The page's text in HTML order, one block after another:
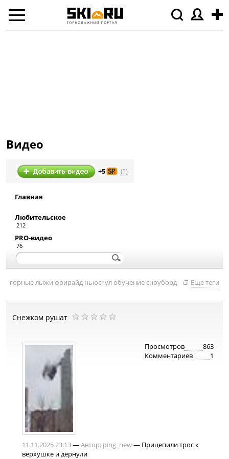
Видео
+5 (?)
Главная
Любительское
212
PRO-видео
76
горные лыжи фрирайд ньюскулобучениесноуборд Еще теги
Снежком рушат
Просмотров
863
Комментариев
1
11.11.2025 23:13—Автор: ping_new— Прицепили трос к
верхушке и дёрнули